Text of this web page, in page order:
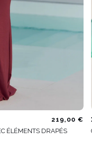
219,00 €
ÉLÉMENTS DRAPÉS